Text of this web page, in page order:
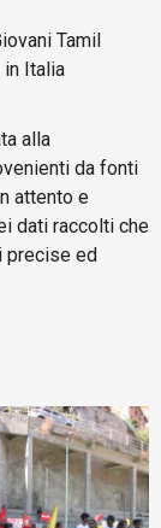
Tamil
in Italia
alla
da fonti
attento e
dati raccolti che
precise ed